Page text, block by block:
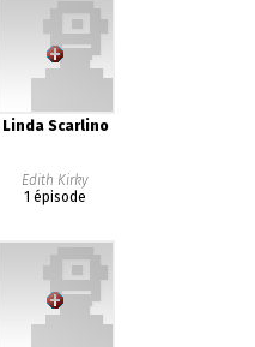
Linda Scarlino
Edith Kirky
1 épisode